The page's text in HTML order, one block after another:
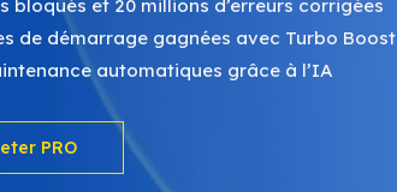
bloqués et 20 millions d’erreurs corrigées
de démarrage gagnées avec Turbo Boost
automatiques grâce à l’IA
PRO